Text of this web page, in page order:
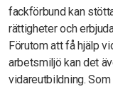
fackförbund kan
rättigheter och
Förutom att få hjälp
arbetsmiljö kan det
vidareutbildning.